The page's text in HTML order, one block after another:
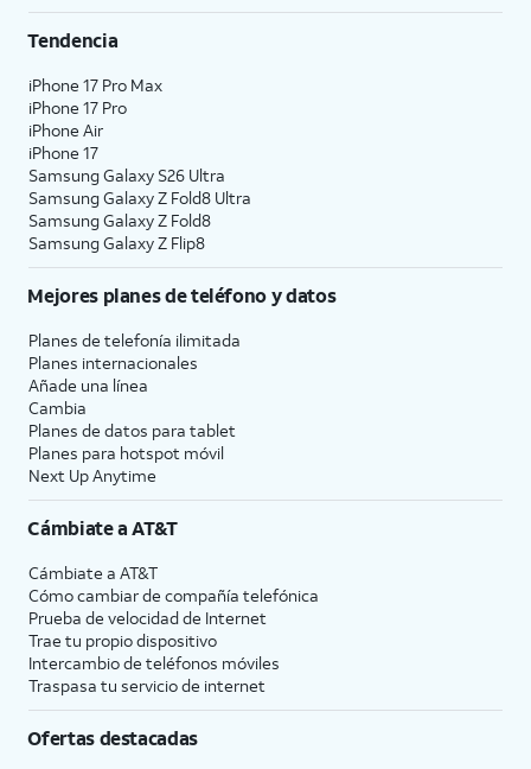
Tendencia
iPhone 17 Pro Max
iPhone 17 Pro
iPhone Air
iPhone 17
Samsung Galaxy S26 Ultra
Samsung Galaxy Z Fold8 Ultra
Samsung Galaxy Z Fold8
Samsung Galaxy Z Flip8
Mejores planes de teléfono y datos
Planes de telefonía ilimitada
Planes internacionales
Añade una línea
Cambia
Planes de datos para tablet
Planes para hotspot móvil
Next Up Anytime
Cámbiate aAT&T
Cámbiate a AT&T
Cómo cambiar de compañía telefónica
Prueba de velocidad de Internet
Trae tu propio dispositivo
Intercambio de teléfonos móviles
Traspasa tu servicio de internet
Ofertas destacadas